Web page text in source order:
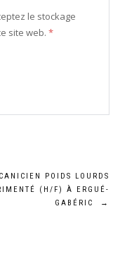
le stockage
site web. *
POIDS LOURDS
(H/F) À ERGUÉ-
GABÉRIC
→